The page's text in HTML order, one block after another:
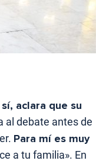
aclara que su
al debate antes de
Para mí es muy
a tu familia». En